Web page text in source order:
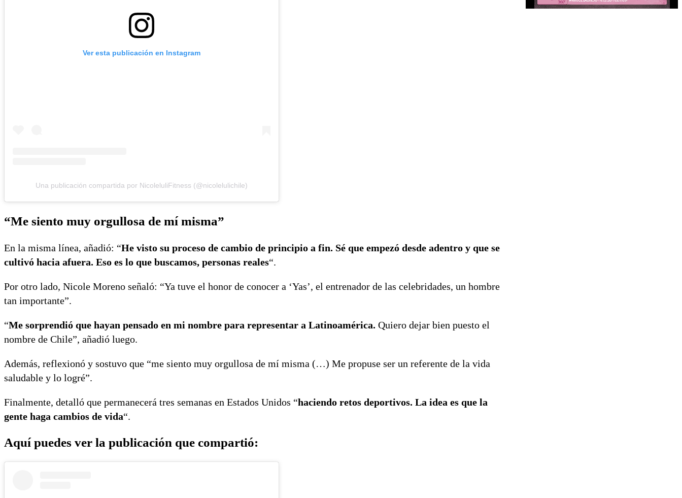
Ver esta publicación en Instagram
Una publicación compartida por NicoleluliFitness (@nicolelulichile)
“Me siento muy orgullosa de mí misma”
En la misma línea, añadió: “He visto su proceso de cambio de principio a fin. Sé que empezó desde adentro y que se
cultivó hacia afuera. Eso es lo que buscamos, personas reales“.
Por otro lado, Nicole Moreno señaló: “Ya tuve el honor de conocer a ‘Yas’, el entrenador de las celebridades, un hombre
tan importante”.
“Me sorprendió que hayan pensado en mi nombre para representar a Latinoamérica. Quiero dejar bien puesto el
nombre de Chile”, añadió luego.
Además, reflexionó y sostuvo que “me siento muy orgullosa de mí misma (…) Me propuse ser un referente de la vida
saludable y lo logré”.
Finalmente, detalló que permanecerá tres semanas en Estados Unidos “haciendo retos deportivos. La idea es que la
gente haga cambios de vida“.
Aquí puedes ver la publicación que compartió: